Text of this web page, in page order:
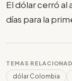
El dólar cerró al
días para la
TEMAS
dólar Colombia